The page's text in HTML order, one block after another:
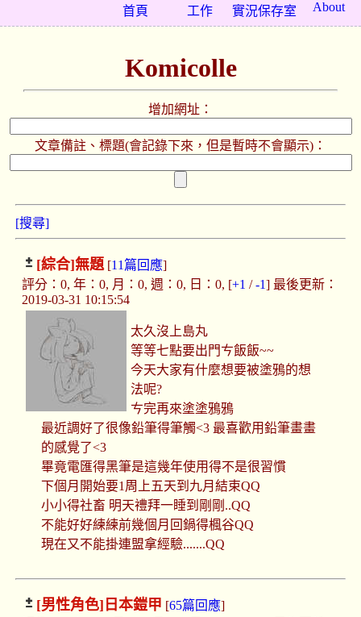
About
實況保存室
工作
首頁
Komicolle
增加網址：
文章備註、標題(會記錄下來，但是暫時不會顯示)：
[搜尋]
[綜合]無題[11篇回應]
評分：0, 年：0, 月：0, 週：0, 日：0, [+1 /-1] 最後更新：
2019-03-31 10:15:54
太久沒上島丸
等等七點要出門ㄘ飯飯~~
今天大家有什麼想要被塗鴉的想
法呢?
ㄘ完再來塗塗鴉鴉
最近調好了很像鉛筆得筆觸<3 最喜歡用鉛筆畫畫
的感覺了<3
畢竟電匯得黑筆是這幾年使用得不是很習慣
下個月開始要1周上五天到九月結束QQ
小小得社畜 明天禮拜一睡到剛剛..QQ
不能好好練練前幾個月回鍋得楓谷QQ
現在又不能掛連盟拿經驗.......QQ
[男性角色] 日本鎧甲 [65篇回應]